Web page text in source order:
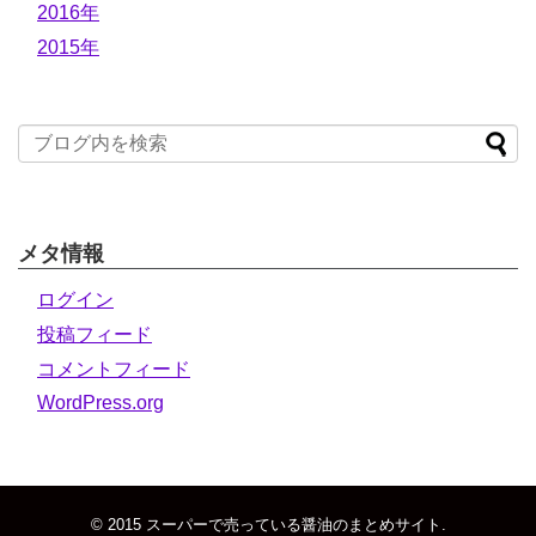
2016年
2015年
メタ情報
ログイン
投稿フィード
コメントフィード
WordPress.org
© 2015 スーパーで売っている醤油のまとめサイト .